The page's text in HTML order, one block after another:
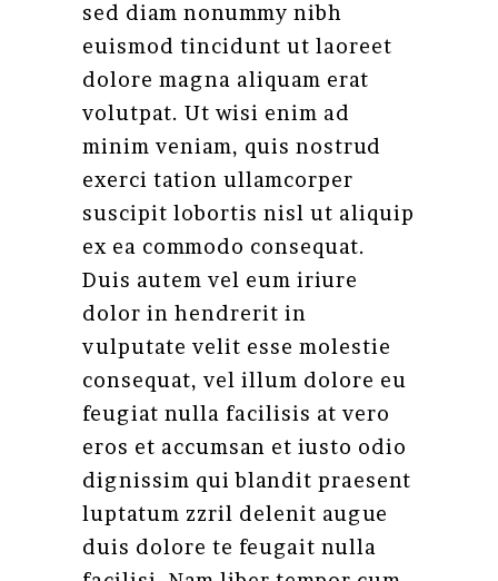
sed diam nonummy nibh
euismod tincidunt ut laoreet
dolore magna aliquam erat
volutpat. Ut wisi enim ad
minim veniam, quis nostrud
exerci tation ullamcorper
suscipit lobortis nisl ut aliquip
ex ea commodo consequat.
Duis autem vel eum iriure
dolor in hendrerit in
vulputate velit esse molestie
consequat, vel illum dolore eu
feugiat nulla facilisis at vero
eros et accumsan et iusto odio
dignissim qui blandit praesent
luptatum zzril delenit augue
duis dolore te feugait nulla